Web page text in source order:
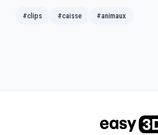
#clips #caisse #animaux